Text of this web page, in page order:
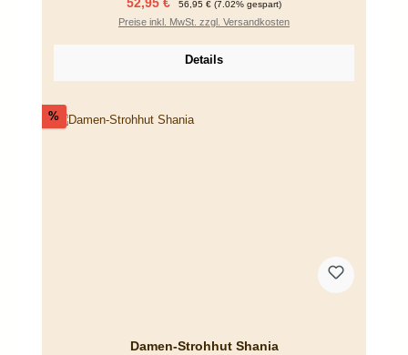
52,95 € 56,95 € (7.02% gespart)
Preise inkl. MwSt. zzgl. Versandkosten
Details
%Rabatt
Damen-Strohhut Shania